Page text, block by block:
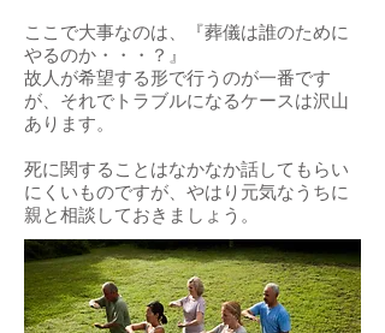
ここで大事なのは、『葬儀は誰のために
やるのか・・・？』
故人が希望する形で行うのが一番です
が、それでトラブルになるケースは沢山
あります。
死に関することはなかなか話してもらい
にくいものですが、やはり元気なうちに
親と相談しておきましょう。